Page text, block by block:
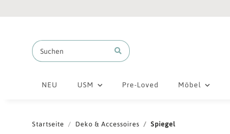
NEU USM Pre-Loved Möbel
Startseite Deko & Accessoires Spiegel